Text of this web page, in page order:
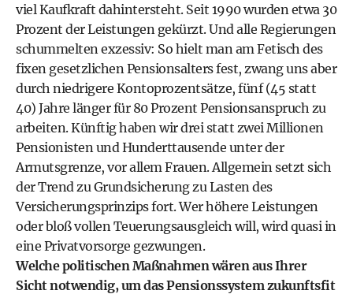
viel Kaufkraft dahintersteht. Seit 1990 wurden etwa 30
Prozent der Leistungen gekürzt. Und alle Regierungen
schummelten exzessiv: So hielt man am Fetisch des
fixen gesetzlichen Pensionsalters fest, zwang uns aber
durch niedrigere Kontoprozentsätze, fünf (45 statt
40) Jahre länger für 80 Prozent Pensionsanspruch zu
arbeiten. Künftig haben wir drei statt zwei Millionen
Pensionisten und Hunderttausende unter der
Armutsgrenze, vor allem Frauen. Allgemein setzt sich
der Trend zu Grundsicherung zu Lasten des
Versicherungsprinzips fort. Wer höhere Leistungen
oder bloß vollen Teuerungsausgleich will, wird quasi in
eine Privatvorsorge gezwungen.
Welche politischen Maßnahmen wären aus Ihrer
Sicht notwendig, um das Pensionssystem zukunftsfit